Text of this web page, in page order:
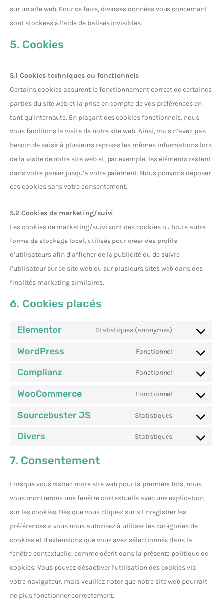
sur un site web. Pour ce faire, diverses données vous concernant
sont stockées à l’aide de balises invisibles.
5. Cookies
5.1 Cookies techniques ou fonctionnels
Certains cookies assurent le fonctionnement correct de certaines
parties du site web et la prise en compte de vos préférences en
tant qu’internaute. En plaçant des cookies fonctionnels, nous
vous facilitons la visite de notre site web. Ainsi, vous n’avez pas
besoin de saisir à plusieurs reprises les mêmes informations lors
de la visite de notre site web et, par exemple, les éléments restent
dans votre panier jusqu’à votre paiement. Nous pouvons déposer
ces cookies sans votre consentement.
5.2 Cookies de marketing/suivi
Les cookies de marketing/suivi sont des cookies ou toute autre
forme de stockage local, utilisés pour créer des profils
d’utilisateurs afin d’afficher de la publicité ou de suivre
l’utilisateur sur ce site web ou sur plusieurs sites web dans des
finalités marketing similaires.
6. Cookies placés
Elementor Statistiques (anonymes)
WordPress Fonctionnel
Complianz Fonctionnel
WooCommerce Fonctionnel
Sourcebuster JS Statistiques
Divers Statistiques
7. Consentement
Lorsque vous visitez notre site web pour la première fois, nous
vous montrerons une fenêtre contextuelle avec une explication
sur les cookies. Dès que vous cliquez sur « Enregistrer les
préférences » vous nous autorisez à utiliser les catégories de
cookies et d’extensions que vous avez sélectionnés dans la
fenêtre contextuelle, comme décrit dans la présente politique de
cookies. Vous pouvez désactiver l’utilisation des cookies via
votre navigateur, mais veuillez noter que notre site web pourrait
ne plus fonctionner correctement.